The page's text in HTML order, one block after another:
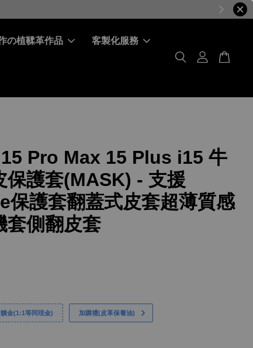
の植鞣革作品 客製化服務
Pro Max 15 Plus i15 牛
保護套(MASK) - 支援
保護套翻蓋式皮套超薄質感
套側翻皮套
金(1:1等同現金) 加購禮(皮革保養油)